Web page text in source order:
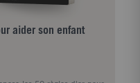
aider son enfant